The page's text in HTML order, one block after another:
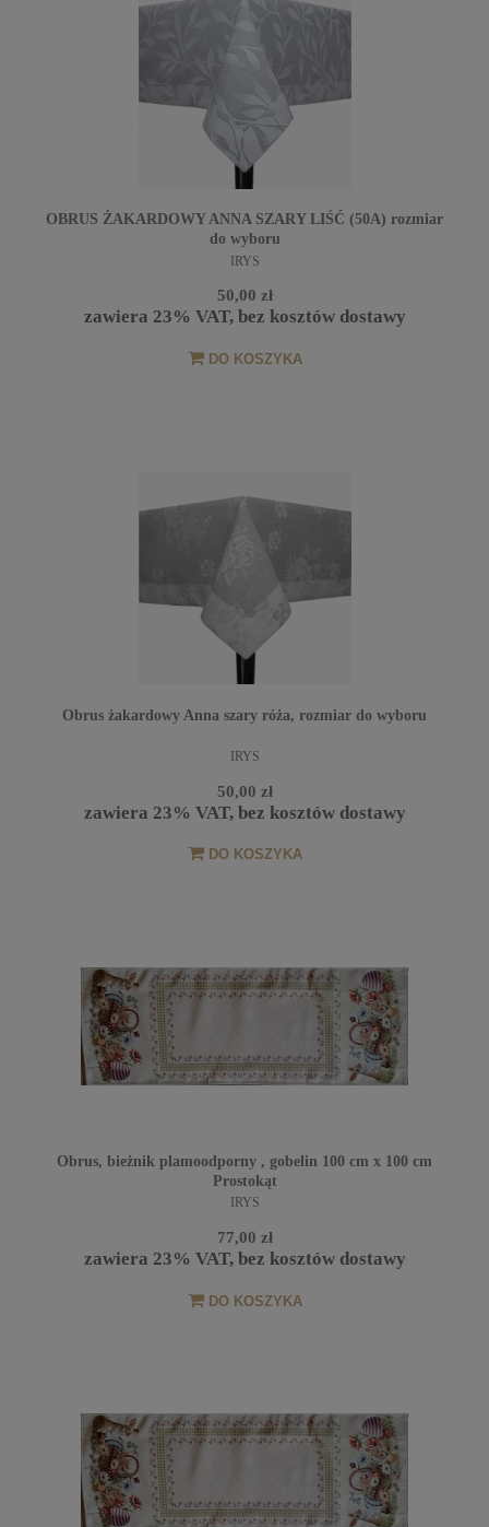
OBRUS ŻAKARDOWY ANNA SZARY LIŚĆ (50A) rozmiar
do wyboru
IRYS
50,00 zł
zawiera 23% VAT, bez kosztów dostawy
DO KOSZYKA
Obrus żakardowy Anna szary róża, rozmiar do wyboru
IRYS
50,00 zł
zawiera 23% VAT, bez kosztów dostawy
DO KOSZYKA
Obrus, bieżnik plamoodporny , gobelin 100 cm x 100 cm
Prostokąt
IRYS
77,00 zł
zawiera 23% VAT, bez kosztów dostawy
DO KOSZYKA